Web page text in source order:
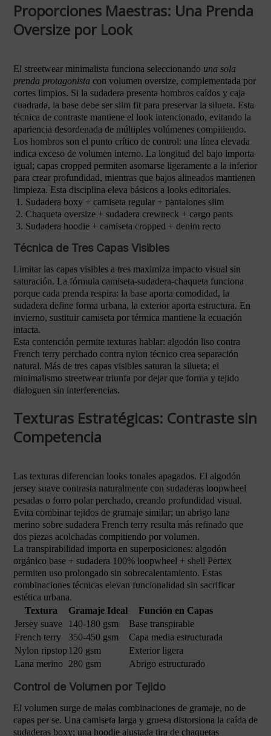
Proporciones Maestras: Una Prenda
Oversize por Look
El streetwear minimalista funciona seleccionando una sola
prenda protagonista con volumen oversize, complementada por
cortes limpios. Si la sudadera presenta hombros caídos y caja
cuadrada, la base debe ser slim fit para preservar la silueta. Esta
técnica de contraste mantiene el look intencionado, evitando la
apariencia desordenada de múltiples volúmenes compitiendo.
Los hombros son el punto crítico de control: una línea elevada
indica exceso de volumen interno. La longitud del bajo importa
igual; capas cropped permiten asomarse ligeramente a la inferior
para crear profundidad, mientras que bajos alineados mantienen
limpieza. Esta disciplina eleva básicos a looks editoriales.
Sudadera boxy + camiseta regular + pantalones slim
Chaqueta oversize + sudadera crewneck + cargo pants
Sudadera hoodie + camiseta cropped + denim recto
Técnica de Tres Capas Visibles
Limitar las capas visibles a tres maximiza impacto visual sin
saturación. La fórmula camiseta-sudadera-chaqueta funciona
porque cada prenda respira: la base aporta comodidad, la
sudadera define forma urbana, la exterior aporta estructura. En
invierno, sustituir camiseta por térmica mantiene la ecuación
intacta.
Esta contención permite texturas hablar: algodón liso contra
French terry perchado contra nylon técnico crea separación
natural. Más de tres capas visibles saturan la silueta; el
minimalismo streetwear triunfa por dejar que forma y tejido
dialoguen sin interferencias.
Texturas Estratégicas: Contraste sin
Competencia
Las texturas diferencian looks tonales apagados. El algodón
jersey suave contrasta naturalmente con sudaderas loopwheel
pesadas o forro polar perchado, creando profundidad visual.
Evita combinar tejidos de gramaje similar; un abrigo lana
merino sobre sudadera French terry resulta más refinado que
dos piezas acolchadas compitiendo por volumen.
La transpirabilidad importa en superposiciones: algodón
orgánico base + sudadera 100% loopwheel + shell Pertex
permiten uso prolongado sin sobrecalentamiento. Estas
combinaciones técnicas elevan funcionalidad sin sacrificar
estética urbana.
Textura
Gramaje Ideal
Función en Capas
Jersey suave
140-180 gsm
Base transpirable
French terry
350-450 gsm
Capa media estructurada
Nylon ripstop 120 gsm
Exterior ligera
Lana merino 280 gsm Abrigo estructurado
Control de Volumen por Tejido
El volumen surge de malas combinaciones de gramaje, no de
capas per se. Una camiseta larga y gruesa distorsiona la caída de
sudaderas boxy; una hoodie ajustada tira de chaquetas